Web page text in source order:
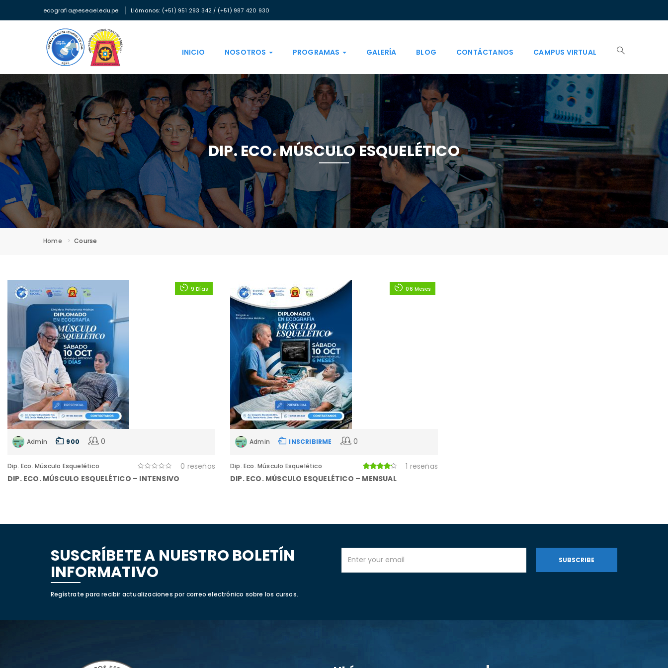
ecografia@eseael.edu.pe Llámanos: (+51) 951 293 342 / (+51) 987 420 930
INICIO NOSOTROS PROGRAMAS GALERÍA BLOG CONTÁCTANOS CAMPUS VIRTUAL
Home Course
DIP. ECO. MÚSCULO ESQUELÉTICO
9 Días
Admin 900 0
Dip. Eco. Músculo Esquelético
0 reseñas
DIP. ECO. MÚSCULO ESQUELÉTICO – INTENSIVO
06 Meses
Admin INSCRIBIRME 0
Dip. Eco. Músculo Esquelético
1 reseñas
DIP. ECO. MÚSCULO ESQUELÉTICO – MENSUAL
SUSCRÍBETE A NUESTRO BOLETÍN
INFORMATIVO
Regístrate para recibir actualizaciones por correo electrónico sobre los cursos.
SUBSCRIBE